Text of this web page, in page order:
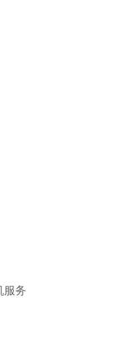
服务